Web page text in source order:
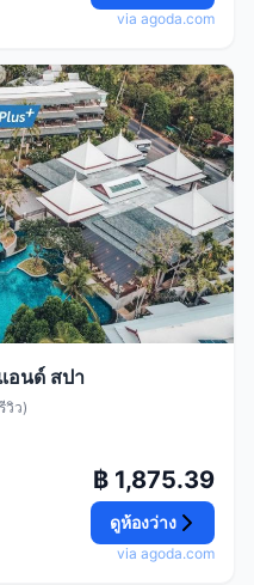
via agoda.com
อนด์ สปา
วิว)
฿ 1,875.39
ดูห้องว่าง
via agoda.com